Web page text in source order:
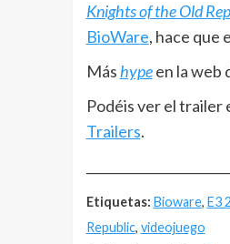
Knights of the Old
BioWare, hace que
Más hypeen la web
Podéis ver el trailer
Trailers.
Etiquetas: Bioware, E3
Republic, videojuego